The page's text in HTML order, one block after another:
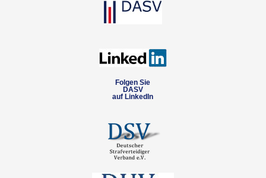
Folgen Sie
DASV
auf LinkedIn